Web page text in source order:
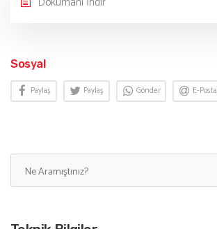
Sosyal
Paylaş Paylaş Gönder E-